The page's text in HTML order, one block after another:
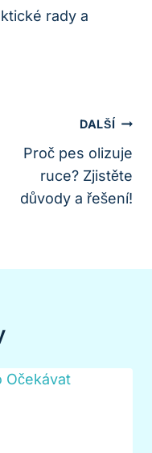
DALŠÍ
Proč pes olizuje
ruce? Zjistěte
důvody a řešení!